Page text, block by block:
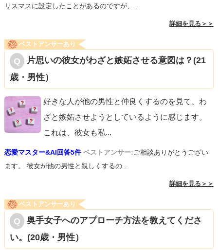
リスマスに設定したことがあるのですが、...
詳細を見る＞＞
ベストアンサーあり
片思いの彼女がわざと嫉妬させる意図は？(21
歳・男性）
好きな人が他の男性と仲良くするのを見て、わ
ざと嫉妬させようとしているように感じます。
これは、彼女も私...
恋愛マスター&AI回答5件 ベストアンサー:ご相談ありがとうござい
ます。 彼女が他の男性と親しくするの...
詳細を見る＞＞
ベストアンサーあり
奥手女子へのアプローチ方法を教えてくださ
い。(20歳・男性）